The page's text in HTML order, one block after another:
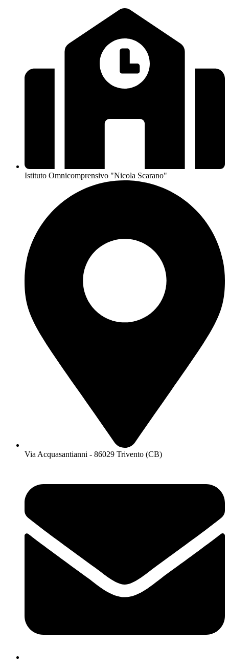
Istituto Omnicomprensivo "Nicola Scarano"
Via Acquasantianni - 86029 Trivento (CB)